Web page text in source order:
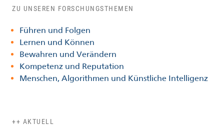
ZU UNSEREN FORSCHUNGSTHEMEN
Führen und Folgen
Lernen und Können
Bewahren und Verändern
Kompetenz und Reputation
Menschen, Algorithmen und Künstliche Intelligenz
++ AKTUELL